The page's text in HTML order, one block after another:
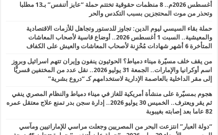
أغسطس 2026م.. 8 منظمات حقوقية تختتم حملة “عايز أتنفس” بـ13 مطلبا
وتحذر من موت المحتجزين بسبب التكدس والحر
حملة بقاء السيسي ليوم الدين: تجاوز للدستور وتجاهل للأزمات الاقتصادية
والمعيشية.. السبت 1 أغسطس 2026.. أوضاع قاسية لأصحاب المعاشات
المتأخرة 6 أشهر شهادات مُحْزِنة لأصحاب المعاشات والعيش على الكفاف
من يقف خلف مسيّرة ميناء دمياط؟ الحوثيون ينفون وإيران تتهم اسرائيل وبروز
اسم أوكرانيا والإمارات.. الجمعة 31 يوليو 2026.. نقل عدد من المختفين قسريًّا
إلى مقر الداخلية بالعاصمة الإدارية لاستخدامهم كـ “دروع بشرية”
هجوم بمسيّرة على منشأة أمريكية للغاز في ميناء دمياط والنظام المصري ينفي
ثم يقر ويعترف.. الخميس 30 يوليو 2026.. إدارة سجن بدر تمنع علاج معتقل عمره
82 عاما بعد إصابته بغيبوبة
“دولة العبار” انتزعت البحر من المصريين وجعلت مراسي للإماراتيين ومآسي